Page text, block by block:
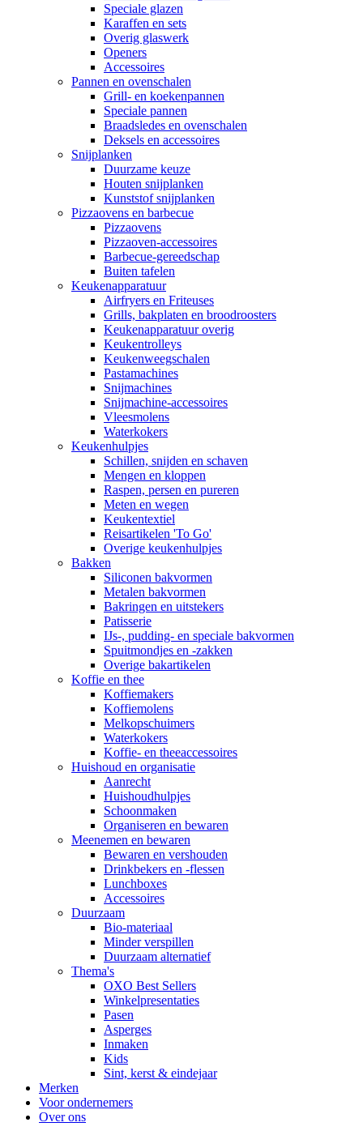
Speciale glazen
Karaffen en sets
Overig glaswerk
Openers
Accessoires
Pannen en ovenschalen
Grill- en koekenpannen
Speciale pannen
Braadsledes en ovenschalen
Deksels en accessoires
Snijplanken
Duurzame keuze
Houten snijplanken
Kunststof snijplanken
Pizzaovens en barbecue
Pizzaovens
Pizzaoven-accessoires
Barbecue-gereedschap
Buiten tafelen
Keukenapparatuur
Airfryers en Friteuses
Grills, bakplaten en broodroosters
Keukenapparatuur overig
Keukentrolleys
Keukenweegschalen
Pastamachines
Snijmachines
Snijmachine-accessoires
Vleesmolens
Waterkokers
Keukenhulpjes
Schillen, snijden en schaven
Mengen en kloppen
Raspen, persen en pureren
Meten en wegen
Keukentextiel
Reisartikelen 'To Go'
Overige keukenhulpjes
Bakken
Siliconen bakvormen
Metalen bakvormen
Bakringen en uitstekers
Patisserie
IJs-, pudding- en speciale bakvormen
Spuitmondjes en -zakken
Overige bakartikelen
Koffie en thee
Koffiemakers
Koffiemolens
Melkopschuimers
Waterkokers
Koffie- en theeaccessoires
Huishoud en organisatie
Aanrecht
Huishoudhulpjes
Schoonmaken
Organiseren en bewaren
Meenemen en bewaren
Bewaren en vershouden
Drinkbekers en -flessen
Lunchboxes
Accessoires
Duurzaam
Bio-materiaal
Minder verspillen
Duurzaam alternatief
Thema's
OXO Best Sellers
Winkelpresentaties
Pasen
Asperges
Inmaken
Kids
Sint, kerst & eindejaar
Merken
Voor ondernemers
Over ons